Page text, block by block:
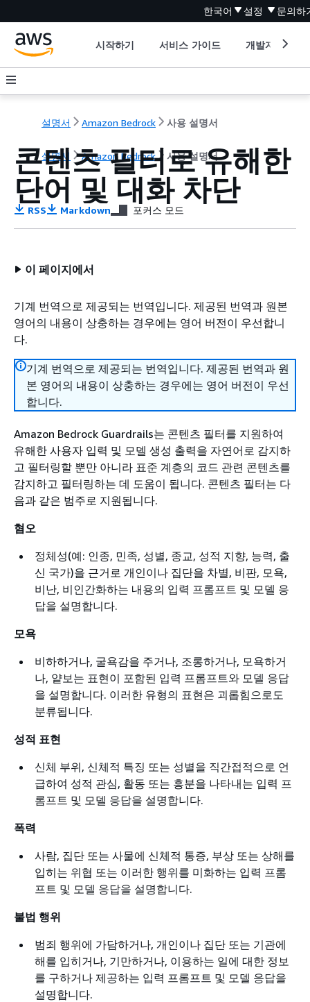
한국어 설정 문의하
시작하기 서비스 가이드 개발자 도구
설명서 Amazon Bedrock 사용 설명서
설명서 Amazon Bedrock 사용 설명서
콘텐츠 필터로 유해한
단어 및 대화 차단
RSS Markdown 포커스 모드
이 페이지에서
기계 번역으로 제공되는 번역입니다. 제공된 번역과 원본
영어의 내용이 상충하는 경우에는 영어 버전이 우선합니
다.
기계 번역으로 제공되는 번역입니다. 제공된 번역과 원
본 영어의 내용이 상충하는 경우에는 영어 버전이 우선
합니다.
Amazon Bedrock Guardrails는 콘텐츠 필터를 지원하여
유해한 사용자 입력 및 모델 생성 출력을 자연어로 감지하
고 필터링할 뿐만 아니라 표준 계층의 코드 관련 콘텐츠를
감지하고 필터링하는 데 도움이 됩니다. 콘텐츠 필터는 다
음과 같은 범주로 지원됩니다.
혐오
정체성(예: 인종, 민족, 성별, 종교, 성적 지향, 능력, 출
신 국가)을 근거로 개인이나 집단을 차별, 비판, 모욕,
비난, 비인간화하는 내용의 입력 프롬프트 및 모델 응
답을 설명합니다.
모욕
비하하거나, 굴욕감을 주거나, 조롱하거나, 모욕하거
나, 얕보는 표현이 포함된 입력 프롬프트와 모델 응답
을 설명합니다. 이러한 유형의 표현은 괴롭힘으로도
분류됩니다.
성적 표현
신체 부위, 신체적 특징 또는 성별을 직간접적으로 언
급하여 성적 관심, 활동 또는 흥분을 나타내는 입력 프
롬프트 및 모델 응답을 설명합니다.
폭력
사람, 집단 또는 사물에 신체적 통증, 부상 또는 상해를
입히는 위협 또는 이러한 행위를 미화하는 입력 프롬
프트 및 모델 응답을 설명합니다.
불법 행위
범죄 행위에 가담하거나, 개인이나 집단 또는 기관에
해를 입히거나, 기만하거나, 이용하는 일에 대한 정보
를 구하거나 제공하는 입력 프롬프트 및 모델 응답을
설명합니다.